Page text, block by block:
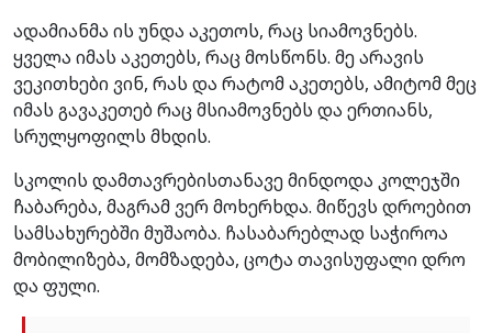
ადამიანმა ის უნდა აკეთოს, რაც სიამოვნებს.
ყველა იმას აკეთებს, რაც მოსწონს. მე არავის
ვეკითხები ვინ, რას და რატომ აკეთებს, ამიტომ მეც
იმას გავაკეთებ რაც მსიამოვნებს და ერთიანს,
სრულყოფილს მხდის.
სკოლის დამთავრებისთანავე მინდოდა კოლეჯში
ჩაბარება, მაგრამ ვერ მოხერხდა. მიწევს დროებით
სამსახურებში მუშაობა. ჩასაბარებლად საჭიროა
მობილიზება, მომზადება, ცოტა თავისუფალი დრო
და ფული.